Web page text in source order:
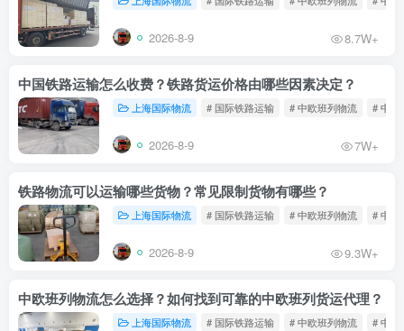
2026-8-9 8.7W+
中国铁路运输怎么收费？铁路货运价格由哪些因素决定？
上海国际物流 # 国际铁路运输 # 中欧班列物流 # 中欧
2026-8-9 7W+
铁路物流可以运输哪些货物？常见限制货物有哪些？
上海国际物流 # 国际铁路运输 # 中欧班列物流 # 中欧
2026-8-9 9.3W+
中欧班列物流怎么选择？如何找到可靠的中欧班列货运代理？
上海国际物流 # 国际铁路运输 # 中欧班列物流 # 中欧